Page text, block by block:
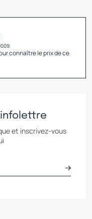
connaître le prix de ce
et inscrivez-vous